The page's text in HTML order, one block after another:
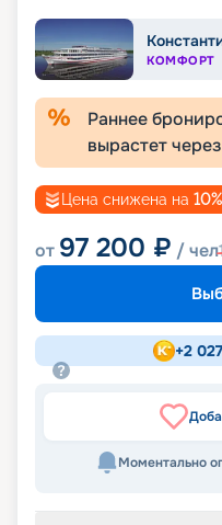
КОМФОРТ
Раннее
вырастет через
Цена снижена на 10%
от 97 200 ₽ / чел
+2 027
Моментально